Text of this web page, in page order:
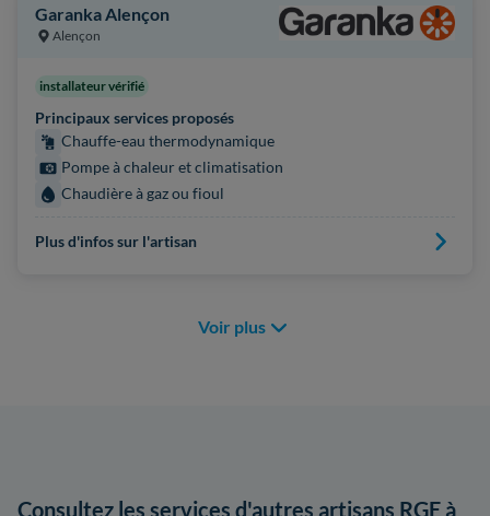
Garanka Alençon
Alençon
installateur vérifié
Principaux services proposés
Chauffe-eau thermodynamique
Pompe à chaleur et climatisation
Chaudière à gaz ou fioul
Plus d'infos sur l'artisan
Voir plus
Consultez les services d'autres artisans RGE à